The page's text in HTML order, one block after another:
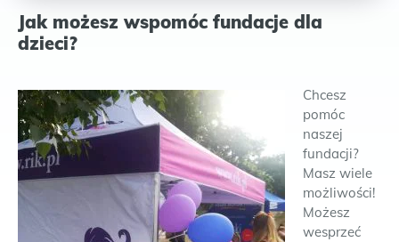
Jak możesz wspomóc fundacje dla
dzieci?
Chcesz
pomóc
naszej
fundacji?
Masz wiele
możliwości!
Możesz
wesprzeć